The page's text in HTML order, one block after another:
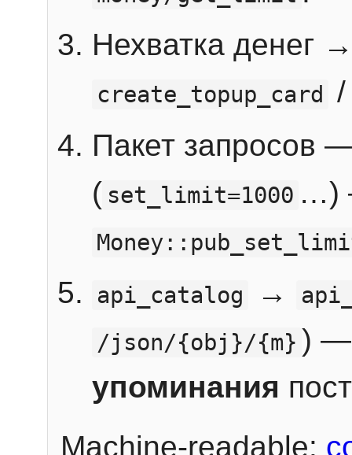
Нехватка денег
create_topup_card
Пакет запросов
( set_limit=1000 …)
api_catalog
→
/json/{obj}/{m} ) —
упоминания
Machine-readable: